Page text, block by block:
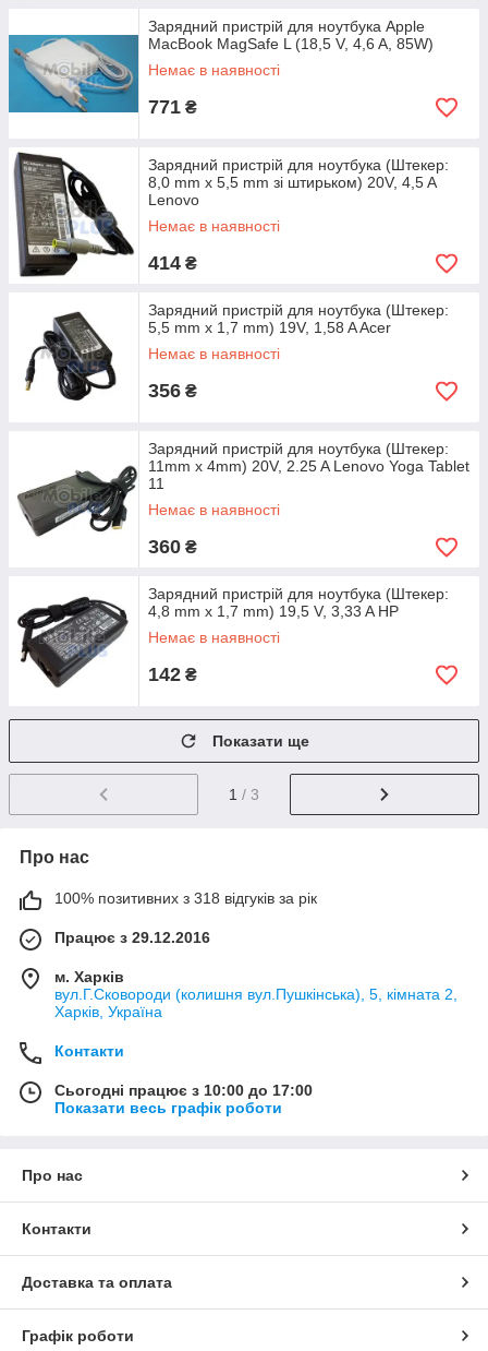
Зарядний пристрій для ноутбука Apple
MacBook MagSafe L (18,5 V, 4,6 A, 85W)
Немає в наявності
771 ₴
Зарядний пристрій для ноутбука (Штекер:
8,0 mm x 5,5 mm зі штирьком) 20V, 4,5 A
Lenovo
Немає в наявності
414 ₴
Зарядний пристрій для ноутбука (Штекер:
5,5 mm x 1,7 mm) 19V, 1,58 A Acer
Немає в наявності
356 ₴
Зарядний пристрій для ноутбука (Штекер:
11mm x 4mm) 20V, 2.25 A Lenovo Yoga Tablet
11
Немає в наявності
360 ₴
Зарядний пристрій для ноутбука (Штекер:
4,8 mm x 1,7 mm) 19,5 V, 3,33 A HP
Немає в наявності
142 ₴
Показати ще
1 / 3
Про нас
100% позитивних з 318 відгуків за рік
Працює з 29.12.2016
м. Харків
вул.Г.Сковороди (колишня вул.Пушкінська), 5, кімната 2,
Харків, Україна
Контакти
Сьогодні працює з 10:00 до 17:00
Показати весь графік роботи
Про нас
Контакти
Доставка та оплата
Графік роботи